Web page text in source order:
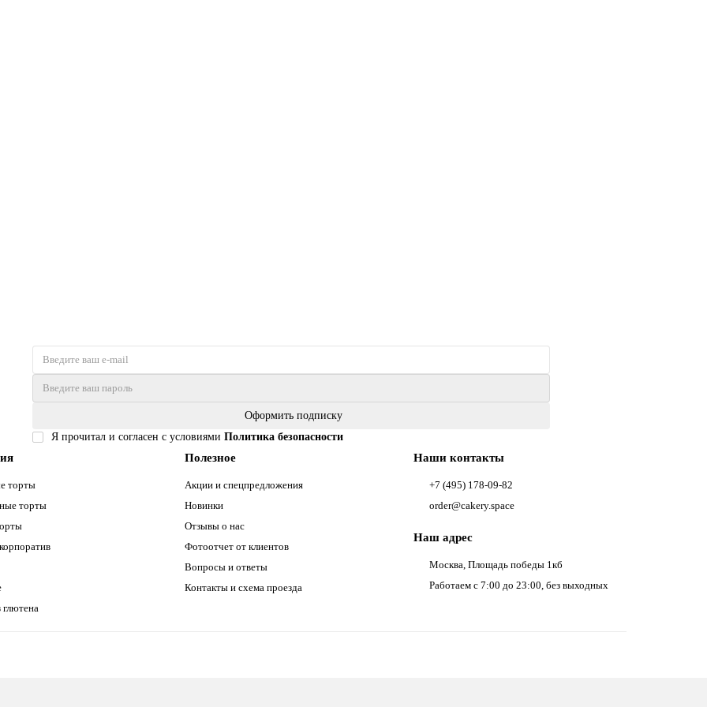
Оформить подписку
Я прочитал и согласен с условиями Политика безопасности
торты
торты
Полезное
Акции и спецпредложения
Новинки
Отзывы о нас
Фотоотчет от клиентов
Вопросы и ответы
Контакты и схема проезда
Наши контакты
+7 (495) 178-09-82
order@cakery.space
Наш адрес
Москва, Площадь победы 1кб
Работаем с 7:00 до 23:00, без выходных